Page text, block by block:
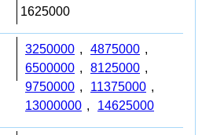
1625000
3250000 , 4875000 ,
6500000 , 8125000 ,
9750000 , 11375000 ,
13000000 , 14625000